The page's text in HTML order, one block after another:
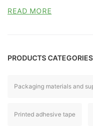
READ MORE
PRODUCTS CATEGORIES